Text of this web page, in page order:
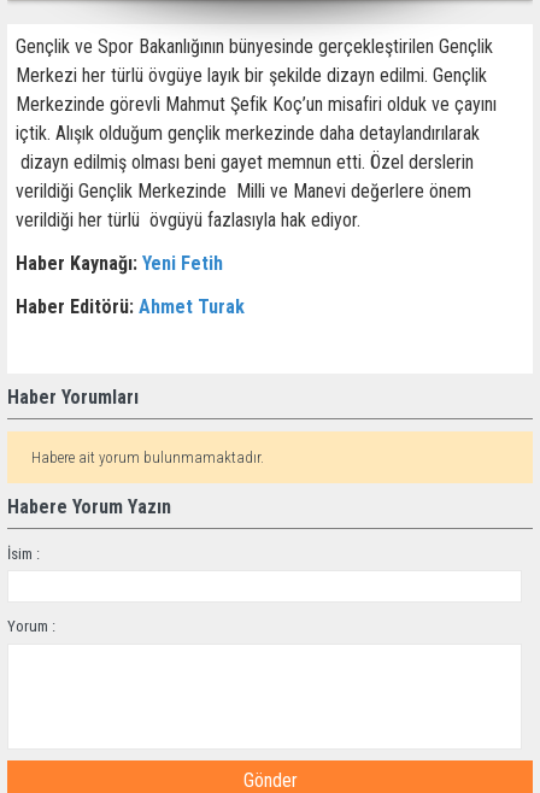
Gençlik ve Spor Bakanlığının bünyesinde gerçekleştirilen Gençlik
Merkezi her türlü övgüye layık bir şekilde dizayn edilmi. Gençlik
Merkezinde görevli Mahmut Şefik Koç’un misafiri olduk ve çayını
içtik. Alışık olduğum gençlik merkezinde daha detaylandırılarak
dizayn edilmiş olması beni gayet memnun etti. Özel derslerin
verildiği Gençlik Merkezinde Milli ve Manevi değerlere önem
verildiği her türlü övgüyü fazlasıyla hak ediyor.
Haber Kaynağı: Yeni Fetih
Haber Editörü: Ahmet Turak
Haber Yorumları
Habere ait yorum bulunmamaktadır.
Habere Yorum Yazın
İsim :
Yorum :
Gönder